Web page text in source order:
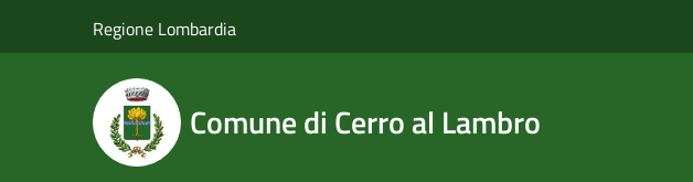
Regione Lombardia
Comune di Cerro al Lambro